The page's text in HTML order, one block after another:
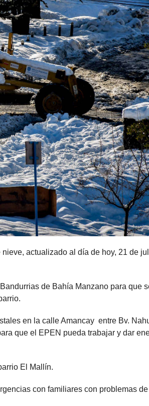
actualizado al día de hoy, 21 de
de Bahía Manzano para que
en la calle Amancay entre Bv.
que el EPEN pueda trabajar y dar
El Mallín.
con familiares con problemas de